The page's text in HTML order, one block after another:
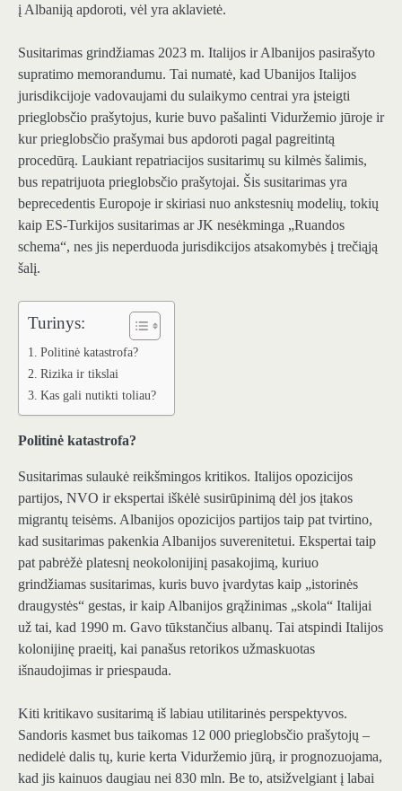
į Albaniją apdoroti, vėl yra aklavietė.
Susitarimas grindžiamas 2023 m. Italijos ir Albanijos pasirašyto
supratimo memorandumu. Tai numatė, kad Ubanijos Italijos
jurisdikcijoje vadovaujami du sulaikymo centrai yra įsteigti
prieglobsčio prašytojus, kurie buvo pašalinti Viduržemio jūroje ir
kur prieglobsčio prašymai bus apdoroti pagal pagreitintą
procedūrą. Laukiant repatriacijos susitarimų su kilmės šalimis,
bus repatrijuota prieglobsčio prašytojai. Šis susitarimas yra
beprecedentis Europoje ir skiriasi nuo ankstesnių modelių, tokių
kaip ES-Turkijos susitarimas ar JK nesėkminga „Ruandos
schema“, nes jis neperduoda jurisdikcijos atsakomybės į trečiąją
šalį.
Turinys:
Politinė katastrofa?
Rizika ir tikslai
Kas gali nutikti toliau?
Politinė katastrofa?
Susitarimas sulaukė reikšmingos kritikos. Italijos opozicijos
partijos, NVO ir ekspertai iškėlė susirūpinimą dėl jos įtakos
migrantų teisėms. Albanijos opozicijos partijos taip pat tvirtino,
kad susitarimas pakenkia Albanijos suverenitetui. Ekspertai taip
pat pabrėžė platesnį neokolonijinį pasakojimą, kuriuo
grindžiamas susitarimas, kuris buvo įvardytas kaip „istorinės
draugystės“ gestas, ir kaip Albanijos grąžinimas „skola“ Italijai
už tai, kad 1990 m. Gavo tūkstančius albanų. Tai atspindi Italijos
kolonijinę praeitį, kai panašus retorikos užmaskuotas
išnaudojimas ir priespauda.
Kiti kritikavo susitarimą iš labiau utilitarinės perspektyvos.
Sandoris kasmet bus taikomas 12 000 prieglobsčio prašytojų –
nedidelė dalis tų, kurie kerta Viduržemio jūrą, ir prognozuojama,
kad jis kainuos daugiau nei 830 mln. Be to, atsižvelgiant į labai